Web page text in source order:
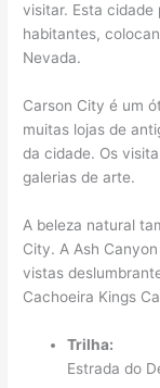
visitar. Esta
habitantes,
Nevada.
Carson City é um
muitas lojas de
da cidade. Os
galerias de arte.
A beleza natural
City. A Ash
vistas
Cachoeira Kings
Trilha:
Estrada do